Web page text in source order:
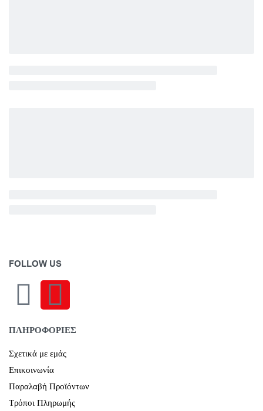
FOLLOW US
ΠΛΗΡΟΦΟΡΙΕΣ
Σχετικά με εμάς
Επικοινωνία
Παραλαβή Προϊόντων
Τρόποι Πληρωμής